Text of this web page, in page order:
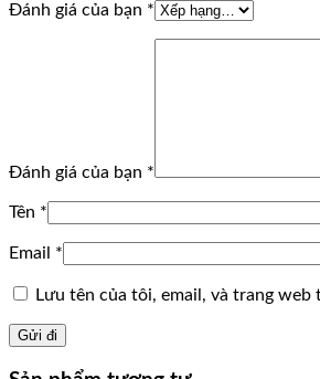
Đánh giá của bạn *
Đánh giá của bạn *
Tên *
Email *
Lưu tên của tôi, email, và trang